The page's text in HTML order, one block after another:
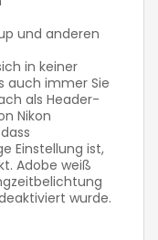
und anderen
in keiner
auch immer Sie
als Header-
Nikon
Einstellung ist,
Adobe weiß
wurde.